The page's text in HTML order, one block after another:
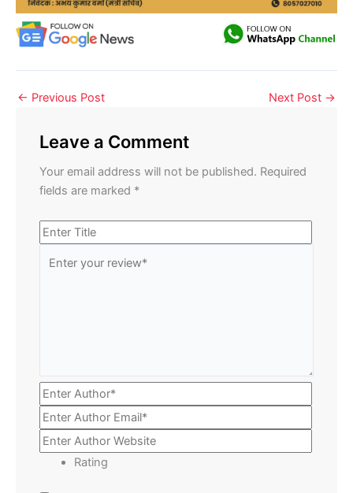
← Previous Post Next Post →
Leave a Comment
Your email address will not be published. Required
fields are marked *
Rating